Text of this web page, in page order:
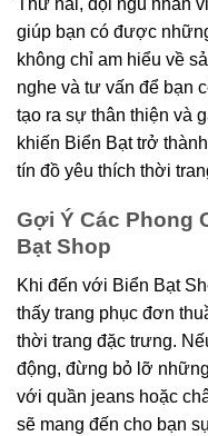
giúp bạn có được
không chỉ am hiểu về
nghe và tư vấn để bạn
tạo ra sự thân thiện và
khiến Biển Bạt trở
tín đồ yêu thích thời
Gợi Ý Các Phong
Bạt Shop
Khi đến với Biển Bạt
thấy trang phục đơn
thời trang đặc trưng.
động, đừng bỏ lỡ
với quần jeans hoặc
sẽ mang đến cho bạn